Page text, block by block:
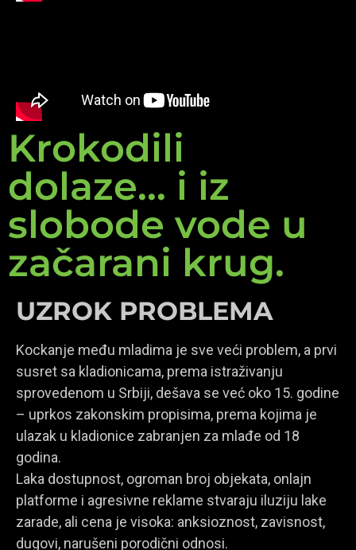
Krokodili
dolaze... i iz
slobode vode u
začarani krug.
UZROK PROBLEMA
Kockanje među mladima je sve veći problem, a prvi
susret sa kladionicama, prema istraživanju
sprovedenom u Srbiji, dešava se već oko 15. godine
– uprkos zakonskim propisima, prema kojima je
ulazak u kladionice zabranjen za mlađe od 18
godina.
Laka dostupnost, ogroman broj objekata, onlajn
platforme i agresivne reklame stvaraju iluziju lake
zarade, ali cena je visoka: anksioznost, zavisnost,
dugovi, narušeni porodični odnosi.